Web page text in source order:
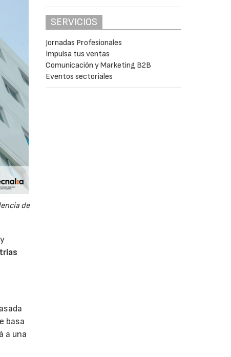
de
basa
a una
SERVICIOS
Jornadas Profesionales
Impulsa tus ventas
Comunicación y Marketing B2B
Eventos sectoriales